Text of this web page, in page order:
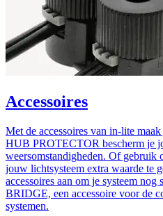
Accessoires
Met de accessoires van in-lite
HUB PROTECTOR bescherm je
weersomstandigheden. Of gebruik
jouw lichtsysteem extra waarde te
accessoires aan om je systeem
BRIDGE, een accessoire voor de
systemen.